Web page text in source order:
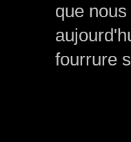
que
fourrure